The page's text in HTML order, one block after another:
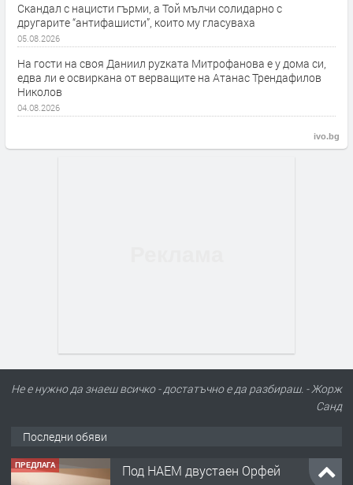
Скандал с нацисти гърми, а Той мълчи солидарно с
другарите “антифашисти”, които му гласуваха
05.08.2026
На гости на своя Даниил руzката Митрофанова е у дома си,
едва ли е освиркана от верващите на Атанас Трендафилов
Николов
04.08.2026
ivo.bg
Не е нужно да знаеш всичко - достатъчно е да разбираш. - Жорж
Санд
Последни обяви
ПРЕДЛАГА Под НАЕМ двустаен Орфей